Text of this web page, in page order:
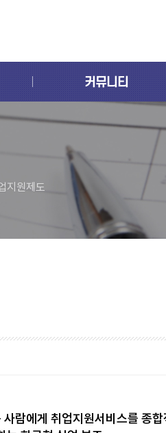
커뮤니티
지원제도
람에게 취업지원서비스를 종